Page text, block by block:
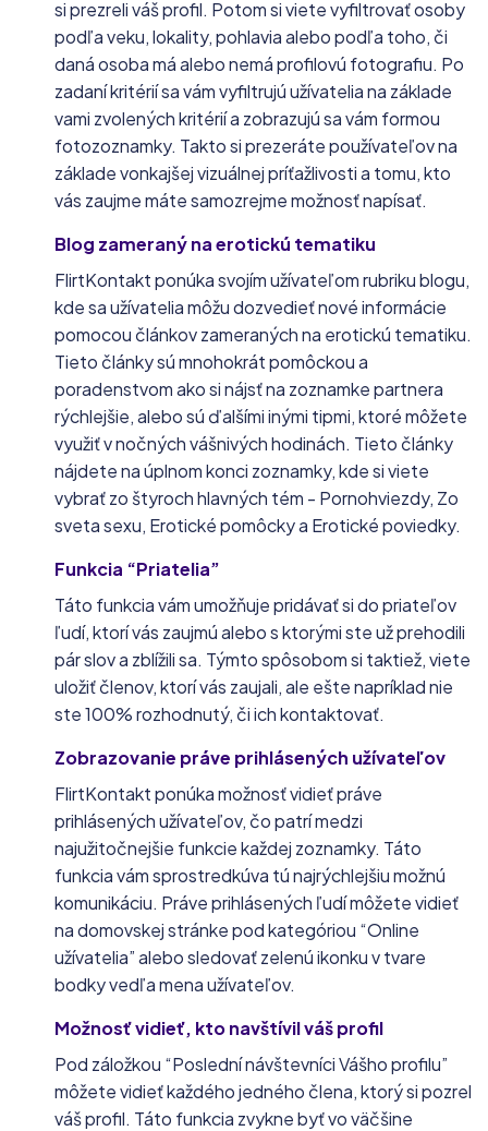
si prezreli váš profil. Potom si viete vyfiltrovať osoby
podľa veku, lokality, pohlavia alebo podľa toho, či
daná osoba má alebo nemá profilovú fotografiu. Po
zadaní kritérií sa vám vyfiltrujú užívatelia na základe
vami zvolených kritérií a zobrazujú sa vám formou
fotozoznamky. Takto si prezeráte používateľov na
základe vonkajšej vizuálnej príťažlivosti a tomu, kto
vás zaujme máte samozrejme možnosť napísať.
Blog zameraný na erotickú tematiku
FlirtKontakt ponúka svojím užívateľom rubriku blogu,
kde sa užívatelia môžu dozvedieť nové informácie
pomocou článkov zameraných na erotickú tematiku.
Tieto články sú mnohokrát pomôckou a
poradenstvom ako si nájsť na zoznamke partnera
rýchlejšie, alebo sú ďalšími inými tipmi, ktoré môžete
využiť v nočných vášnivých hodinách. Tieto články
nájdete na úplnom konci zoznamky, kde si viete
vybrať zo štyroch hlavných tém - Pornohviezdy, Zo
sveta sexu, Erotické pomôcky a Erotické poviedky.
Funkcia “Priatelia”
Táto funkcia vám umožňuje pridávať si do priateľov
ľudí, ktorí vás zaujmú alebo s ktorými ste už prehodili
pár slov a zblížili sa. Týmto spôsobom si taktiež, viete
uložiť členov, ktorí vás zaujali, ale ešte napríklad nie
ste 100% rozhodnutý, či ich kontaktovať.
Zobrazovanie práve prihlásených užívateľov
FlirtKontakt ponúka možnosť vidieť práve
prihlásených užívateľov, čo patrí medzi
najužitočnejšie funkcie každej zoznamky. Táto
funkcia vám sprostredkúva tú najrýchlejšiu možnú
komunikáciu. Práve prihlásených ľudí môžete vidieť
na domovskej stránke pod kategóriou “Online
užívatelia” alebo sledovať zelenú ikonku v tvare
bodky vedľa mena užívateľov.
Možnosť vidieť, kto navštívil váš profil
Pod záložkou “Poslední návštevníci Vášho profilu”
môžete vidieť každého jedného člena, ktorý si pozrel
váš profil. Táto funkcia zvykne byť vo väčšine